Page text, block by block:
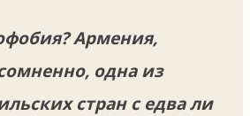
Армения,
одна из
стран с едва ли